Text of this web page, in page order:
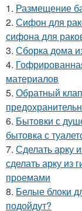
1. Размещение
2. Сифон для
сифона для
3. Сборка дома
4.
материалов
5. Обратный
6. Бытовки с
бытовка с
7. Сделать арку
сделать арку из
проемами
8. Белые блоки
подойдут?